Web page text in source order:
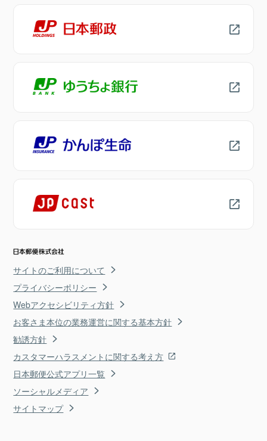
サイトのご利用について
プライバシーポリシー
Webアクセシビリティ方針
お客さま本位の業務運営に関する基本方針
勧誘方針
カスタマーハラスメントに関する考え方
日本郵便公式アプリ一覧
ソーシャルメディア
サイトマップ